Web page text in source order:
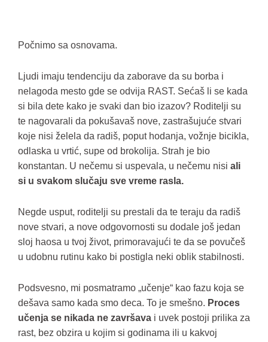
Počnimo sa osnovama.
Ljudi imaju tendenciju da zaborave da su borba i
nelagoda mesto gde se odvija RAST. Sećaš li se kada
si bila dete kako je svaki dan bio izazov? Roditelji su
te nagovarali da pokušavaš nove, zastrašujuće stvari
koje nisi želela da radiš, poput hodanja, vožnje bicikla,
odlaska u vrtić, supe od brokolija. Strah je bio
konstantan. U nečemu si uspevala, u nečemu nisi ali
si u svakom slučaju sve vreme rasla.
Negde usput, roditelji su prestali da te teraju da radiš
nove stvari, a nove odgovornosti su dodale još jedan
sloj haosa u tvoj život, primoravajući te da se povučeš
u udobnu rutinu kako bi postigla neki oblik stabilnosti.
Podsvesno, mi posmatramo „učenje“ kao fazu koja se
dešava samo kada smo deca. To je smešno. Proces
učenja se nikada ne završava i uvek postoji prilika za
rast, bez obzira u kojim si godinama ili u kakvoj